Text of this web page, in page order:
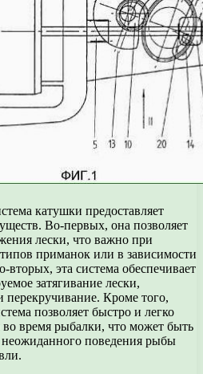
катушки предоставляет
Во-первых, она позволяет
лески, что важно при
приманок или в зависимости
эта система обеспечивает
затягивание лески,
перекручивание. Кроме того,
позволяет быстро и легко
время рыбалки, что может быть
неожиданного поведения рыбы